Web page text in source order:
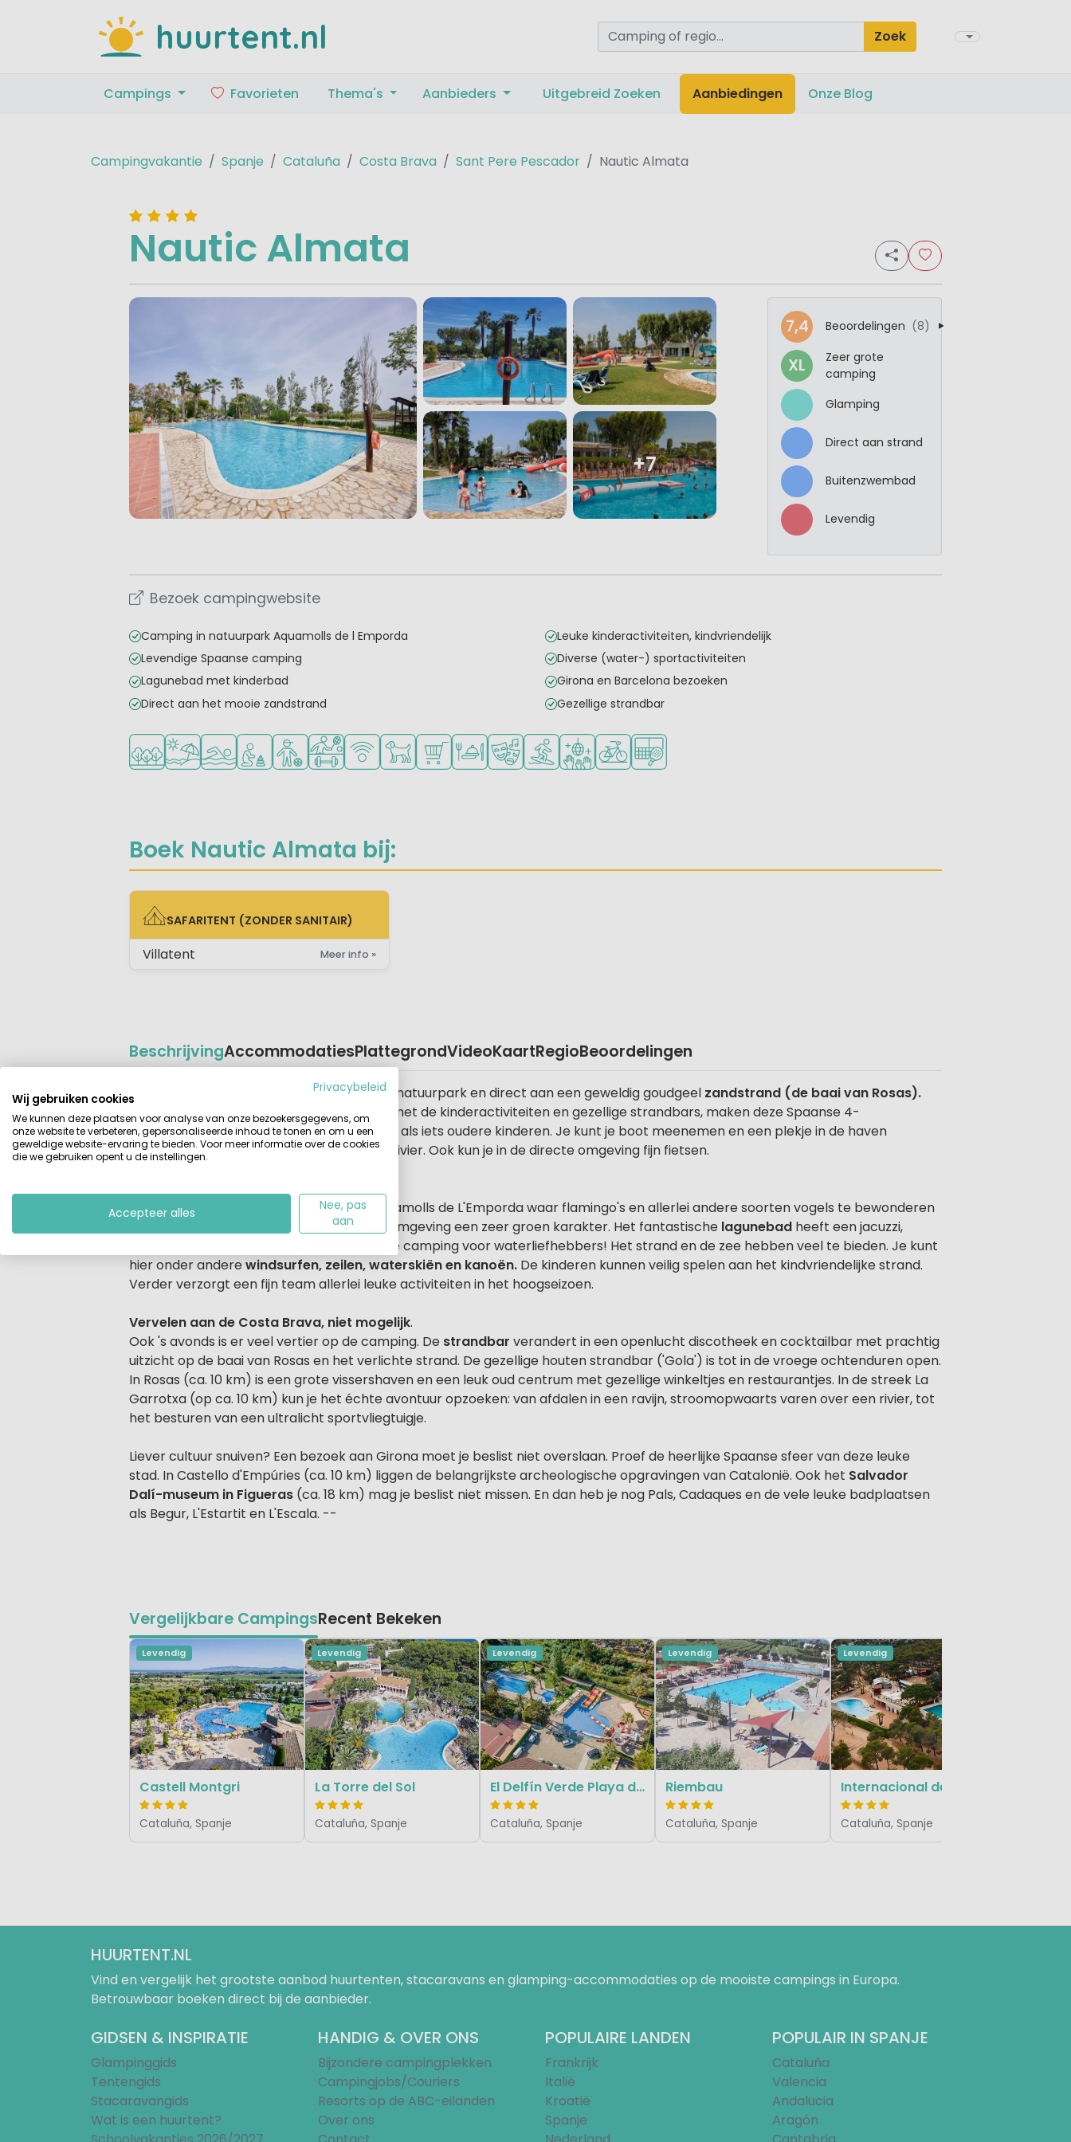
huurtent.nl Zoek
Campings Favorieten Thema's Aanbieders Uitgebreid Zoeken Aanbiedingen Onze Blog
Campingvakantie Spanje Cataluña Costa Brava Sant Pere Pescador Nautic Almata
Nautic Almata
+7
7,4 Beoordelingen (8)
XL
Zeer grote
camping
Glamping
Direct aan strand
Buitenzwembad
Levendig
Bezoek campingwebsite
Camping in natuurpark Aquamolls de l Emporda
Levendige Spaanse camping
Lagunebad met kinderbad
Direct aan het mooie zandstrand
Leuke kinderactiviteiten, kindvriendelijk
Diverse (water-) sportactiviteiten
Girona en Barcelona bezoeken
Gezellige strandbar
Ligt in een bosrijke omgeving
Ligt bij strand en zee
Openlucht zwembad
Aanbevolen voor jonge kinderen
Aanbevolen voor tieners
Veel mogelijkheden om te sporten
WiFi beschikbaar
Huisdieren toegestaan
Campingwinkel/Supermarkt
Restaurant of pizzeria
Animatieprogramma
Watersportfaciliteiten
DiscotheekFietsverhuur
Padelbaan
Boek Nautic Almata bij:
SAFARITENT (ZONDER SANITAIR)
SAFARITENT (ZONDER SANITAIR)
Villatent Meer info »
BeschrijvingAccommodatiesPlattegrondVideoKaartRegioBeoordelingen
Beschrijving
Camping ligt middenin een natuurpark en direct aan een geweldig goudgeel zandstrand (de baai van Rosas).
De (water)sportfaciliteiten in combinatie met de kinderactiviteiten en gezellige strandbars, maken deze Spaanse 4-
Sterrencamping geschikt voor zowel jonge als iets oudere kinderen. Je kunt je boot meenemen en een plekje in de haven
reserveren want de camping ligt aan een rivier. Ook kun je in de directe omgeving fijn fietsen.
Nautic Almata ligt in het natuurgebied Aquamolls de L'Emporda waar flamingo's en allerlei andere soorten vogels te bewonderen
zijn. De camping heeft door de waterrijke omgeving een zeer groen karakter. Het fantastische lagunebad heeft een jacuzzi,
kinderbad en een grote ligweide. Een ideale camping voor waterliefhebbers! Het strand en de zee hebben veel te bieden. Je kunt
hier onder anderewindsurfen, zeilen, waterskiën en kanoën. De kinderen kunnen veilig spelen aan het kindvriendelijke strand.
Verder verzorgt een fijn team allerlei leuke activiteiten in het hoogseizoen.
Vervelen aan de Costa Brava, niet mogelijk.
Ook 's avonds is er veel vertier op de camping. De strandbar verandert in een openlucht discotheek en cocktailbar met prachtig
uitzicht op de baai van Rosas en het verlichte strand. De gezellige houten strandbar ('Gola') is tot in de vroege ochtenduren open.
In Rosas (ca. 10 km) is een grote vissershaven en een leuk oud centrum met gezellige winkeltjes en restaurantjes. In de streek La
Garrotxa (op ca. 10 km) kun je het échte avontuur opzoeken: van afdalen in een ravijn, stroomopwaarts varen over een rivier, tot
het besturen van een ultralicht sportvliegtuigje.
Liever cultuur snuiven? Een bezoek aan Girona moet je beslist niet overslaan. Proef de heerlijke Spaanse sfeer van deze leuke
stad. In Castello d'Empúries (ca. 10 km) liggen de belangrijkste archeologische opgravingen van Catalonië. Ook het Salvador
Dalí-museum in Figueras (ca. 18 km) mag je beslist niet missen. En dan heb je nog Pals, Cadaques en de vele leuke badplaatsen
als Begur, L'Estartit en L'Escala. --
Vergelijkbare CampingsRecent Bekeken
Levendig
Castell Montgri
Cataluña, Spanje
Levendig
La Torre del Sol
Cataluña, Spanje
Levendig
El Delfín Verde Playa de Aro
Cataluña, Spanje
Levendig
Riembau
Cataluña, Spanje
Levendig
Cataluña, Spanje
HUURTENT.NL
Vind en vergelijk het grootste aanbod huurtenten, stacaravans en glamping-accommodaties op de mooiste campings in Europa.
Betrouwbaar boeken direct bij de aanbieder.
GIDSEN & INSPIRATIE
Glampinggids
Tentengids
Stacaravangids
Wat is een huurtent?
HANDIG & OVER ONS
Bijzondere campingplekken
Campingjobs/Couriers
Resorts op de ABC-eilanden
Over ons
POPULAIRE LANDEN
Frankrijk
Italië
Kroatië
Spanje
POPULAIR IN SPANJE
Cataluña
Valencia
Andalucia
Aragón
Privacybeleid
Wij gebruiken cookies
We kunnen deze plaatsen voor analyse van onze bezoekersgegevens, om
onze website te verbeteren, gepersonaliseerde inhoud te tonen en om u een
geweldige website-ervaring te bieden. Voor meer informatie over de cookies
die we gebruiken opent u de instellingen.
Accepteer alles
Nee, pas
aan